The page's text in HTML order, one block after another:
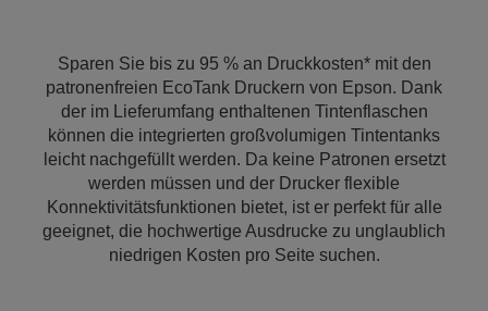
Sparen Sie bis zu 95 % an Druckkosten* mit den
patronenfreien EcoTank Druckern von Epson. Dank
der im Lieferumfang enthaltenen Tintenflaschen
können die integrierten großvolumigen Tintentanks
leicht nachgefüllt werden. Da keine Patronen ersetzt
werden müssen und der Drucker flexible
Konnektivitätsfunktionen bietet, ist er perfekt für alle
geeignet, die hochwertige Ausdrucke zu unglaublich
niedrigen Kosten pro Seite suchen.